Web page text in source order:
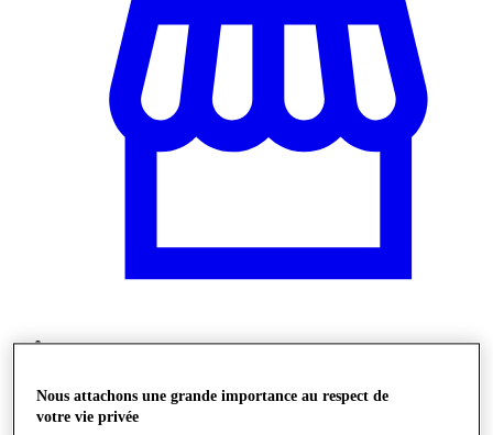
Nous attachons une grande importance au respect de
votre vie privée